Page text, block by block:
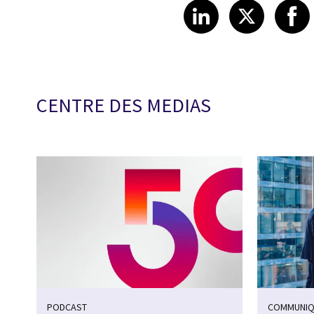
Share article
LinkedIn
Share
X
CENTRE DES MEDIAS
PODCAST